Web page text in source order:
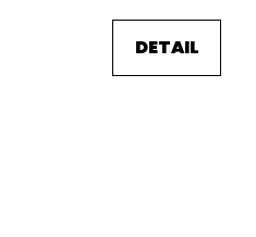
DETAIL